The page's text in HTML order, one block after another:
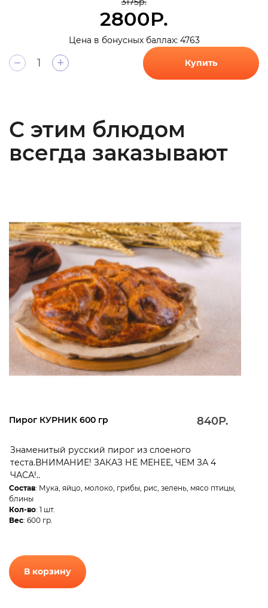
2800Р.
Цена в бонусных баллах: 4763
+ Купить
С этим блюдом
всегда заказывают
Пирог КУРНИК 600 гр 840Р.
Знаменитый русский пирог из слоеного
теста.ВНИМАНИЕ! ЗАКАЗ НЕ МЕНЕЕ, ЧЕМ ЗА 4
ЧАСА!..
Состав: Мука, яйцо, молоко, грибы, рис, зелень, мясо птицы,
блины
Кол-во: 1 шт.
Вес: 600 гр.
В корзину